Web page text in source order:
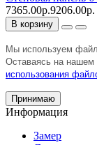
7365.00р.9206.00р.
В корзину
Мы используем
Оставаясь на нашем
использования
Принимаю
Информация
Замер